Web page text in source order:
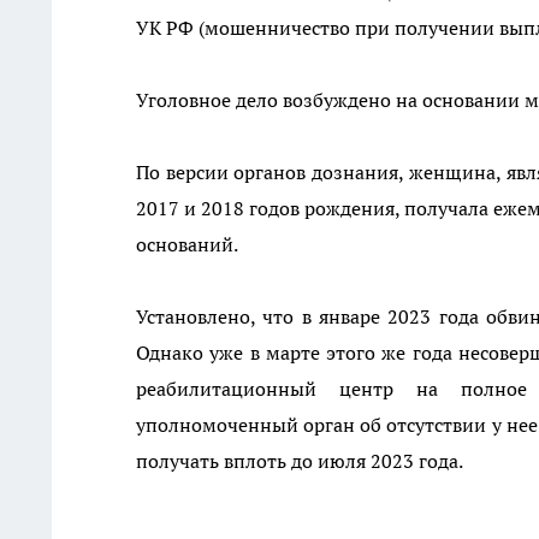
УК РФ (мошенничество при получении
Уголовное дело возбуждено на основании
По версии органов дознания, женщина,
2017 и 2018 годов рождения, получала
оснований.
Установлено, что в январе 2023 года
Однако уже в марте этого же года
реабилитационный центр на полное
уполномоченный орган об отсутствии у
получать вплоть до июля 2023 года.